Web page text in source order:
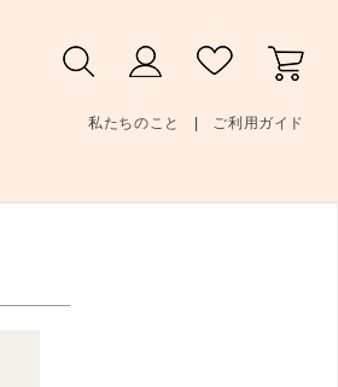
私たちのこと ご利用ガイド